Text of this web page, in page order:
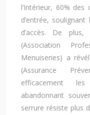
l’Intérieur, 60%
d’entrée,
d’accès. De
(Association
Menuiseries) a
(Assurance
efficacement
abandonnant
serrure résiste plus